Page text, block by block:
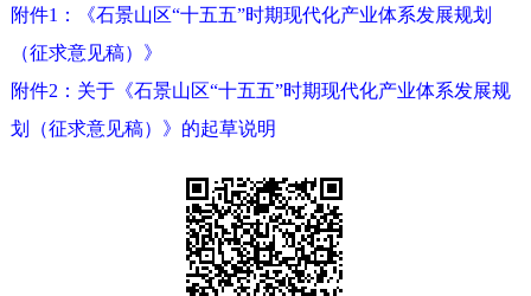
ENGLISH 한국어 日本語
DEUTSCH FRANÇAIS РУССКИЙ ЯЗЫК
附件1：《石景山区“十五五”时期现代化产业体系发展规划
（征求意见稿）》
附件2：关于《石景山区“十五五”时期现代化产业体系发展规
划（征求意见稿）》的起草说明